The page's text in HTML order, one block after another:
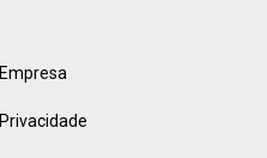
Empresa
Privacidade